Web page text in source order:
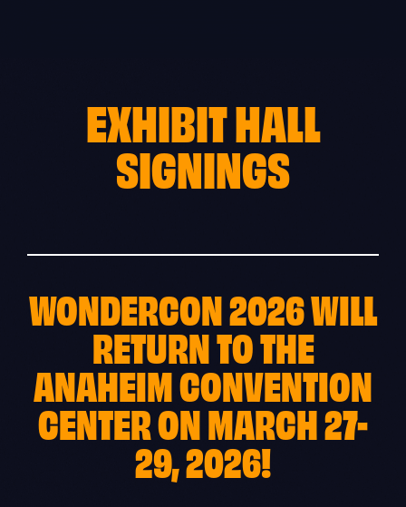
EXHIBIT HALL
SIGNINGS
WONDERCON 2026 WILL
RETURN TO THE
ANAHEIM CONVENTION
CENTER ON MARCH 27-
29, 2026!